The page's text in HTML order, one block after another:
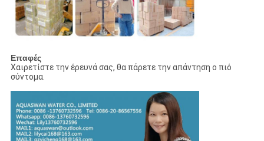
Επαφές
Χαιρετίστε την έρευνά σας, θα πάρετε την απάντηση ο πιό
σύντομα.